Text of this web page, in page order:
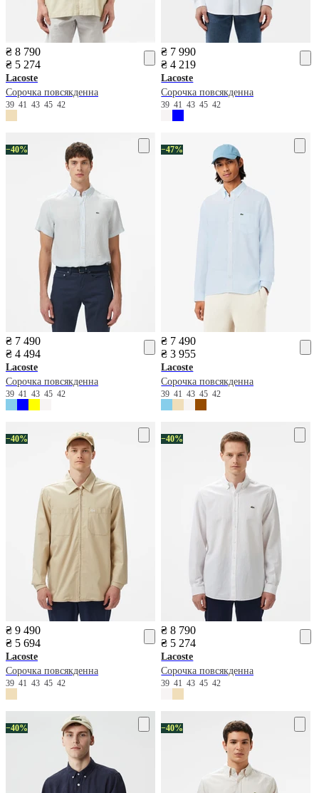
₴ 8 790
₴ 5 274
Lacoste
Сорочка повсякденна
39 41 43 45 42
₴ 7 990
₴ 4 219
Lacoste
Сорочка повсякденна
3941434542
−40%
₴ 7 490
₴ 4 494
Lacoste
Сорочка повсякденна
39 41 43 45 42
−47%
₴ 7 490
₴ 3 955
Lacoste
Сорочка повсякденна
3941434542
−40%
₴ 9 490
₴ 5 694
Lacoste
Сорочка повсякденна
39 41 43 45 42
−40%
₴ 8 790
₴ 5 274
Lacoste
Сорочка повсякденна
3941434542
−40% −40%